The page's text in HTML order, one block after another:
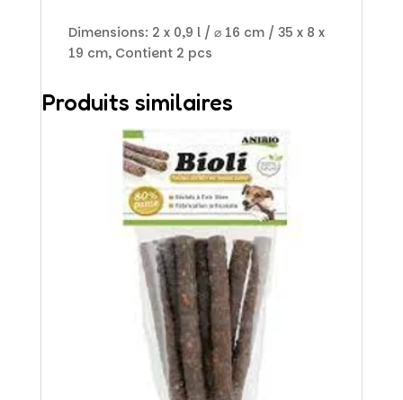
Dimensions: 2 x 0,9 l / ⌀ 16 cm / 35 x 8 x
19 cm, Contient 2 pcs
Produits similaires